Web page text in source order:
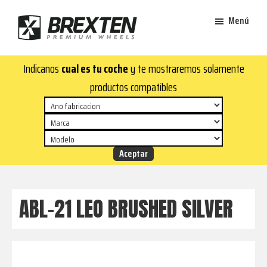
contenido
principal
de
página
Brexten
aluminio
premium
¡En
Brexten.com
encontrarás
aluminio
top!
y
estilo
Menú
Indicanos cual es tu cochey te mostraremos solamente
productos compatibles
ABL-21 LEO BRUSHED SILVER